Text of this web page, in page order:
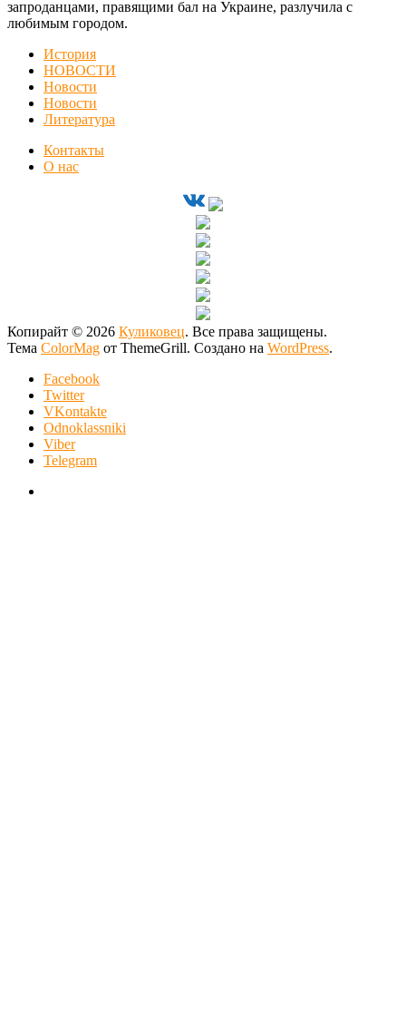
запроданцами, правящими бал на Украине, разлучила с
любимым городом.
История
НОВОСТИ
Новости
Новости
Литература
Контакты
О нас
Копирайт © 2026 Куликовец. Все права защищены.
Тема ColorMag от ThemeGrill. Создано на WordPress.
Facebook
Twitter
VKontakte
Odnoklassniki
Viber
Telegram